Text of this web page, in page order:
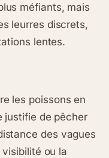
méfiants, mais
leurres discrets,
lentes.
les poissons en
justifie de pêcher
des vagues
visibilité ou la